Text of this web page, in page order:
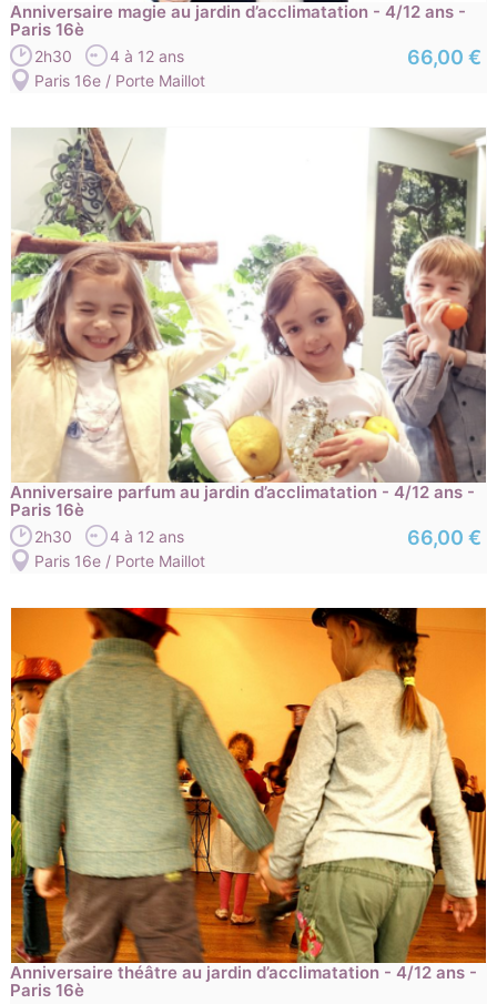
Anniversaire magie au jardin d’acclimatation - 4/12 ans -
Paris 16è
2h30
4 à 12 ans
Paris 16e / Porte Maillot
66,00 €
Anniversaire parfum au jardin d’acclimatation - 4/12 ans -
Paris 16è
2h30
4 à 12 ans
Paris 16e / Porte Maillot
66,00 €
Anniversaire théâtre au jardin d’acclimatation - 4/12 ans -
Paris 16è